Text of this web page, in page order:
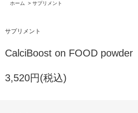
ホーム > サプリメント
サプリメント
CalciBoost on FOOD powder
3,520円(税込)